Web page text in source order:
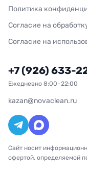
Политика
Согласие на
Согласие на
+7 (926) 633-
Ежедневно 8:00–22:00
kazan@novaclean.ru
Сайт носит
офертой, определяемой